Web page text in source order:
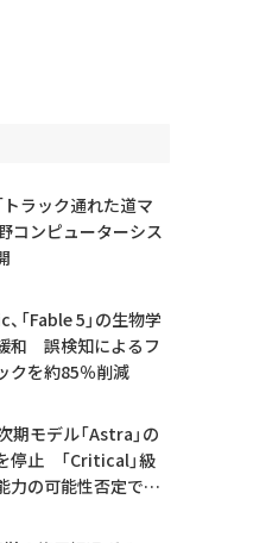
トラック通れた道マ
野コンピューターシス
「Fable 5」の生物学
和 誤検知によるフ
クを約85％削減
期モデル「Astra」の
停止 「Critical」級
力の可能性否定でき